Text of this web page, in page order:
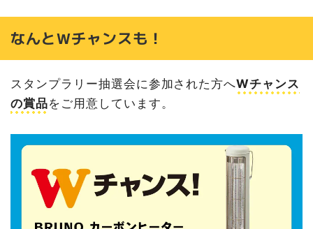
なんとWチャンスも！
スタンプラリー抽選会に参加された方へWチャンス
の賞品をご用意しています。